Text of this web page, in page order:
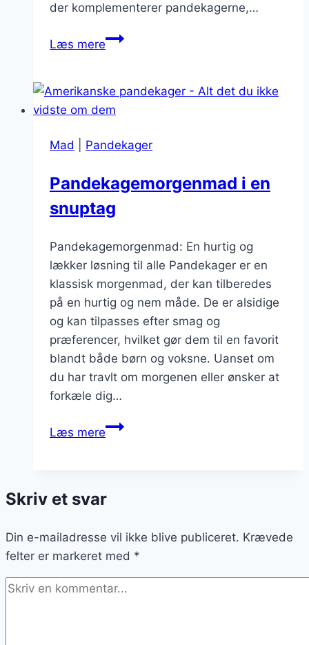
der komplementerer pandekagerne,…
Læs merePandekager
og
fløde
Mad Pandekager
Pandekagemorgenmad i en
snuptag
Pandekagemorgenmad: En hurtig og
lækker løsning til alle Pandekager er en
klassisk morgenmad, der kan tilberedes
på en hurtig og nem måde. De er alsidige
og kan tilpasses efter smag og
præferencer, hvilket gør dem til en favorit
blandt både børn og voksne. Uanset om
du har travlt om morgenen eller ønsker at
forkæle dig…
Læs merePandekagemorgenmad
Skriv et svar
Din e-mailadresse vil ikke blive publiceret. Krævede
felter er markeret med *